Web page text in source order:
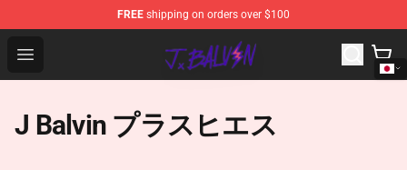
FREE shipping on orders over $100
Open menu
J Balvin Store - Official J Balvin Merchandise Shop
J Balvin プラスヒエス